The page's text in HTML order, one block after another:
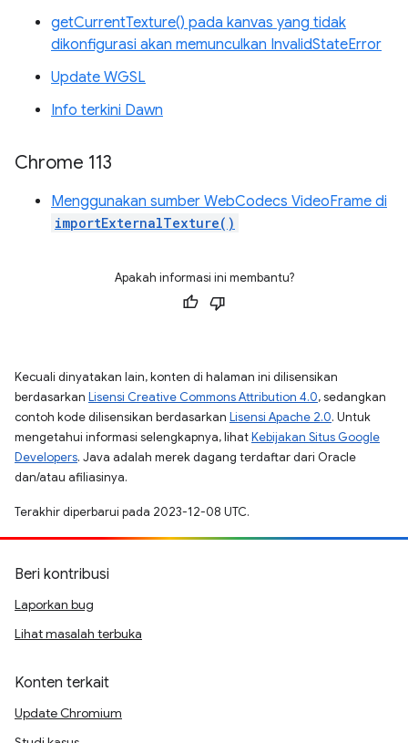
getCurrentTexture() pada kanvas yang tidak
dikonfigurasi akan memunculkan InvalidStateError
Update WGSL
Info terkini Dawn
Chrome 113
Menggunakan sumber WebCodecs VideoFrame di
importExternalTexture()
Apakah informasi ini membantu?
Kecuali dinyatakan lain, konten di halaman ini dilisensikan
berdasarkan Lisensi Creative Commons Attribution 4.0, sedangkan
contoh kode dilisensikan berdasarkan Lisensi Apache 2.0. Untuk
mengetahui informasi selengkapnya, lihatKebijakan Situs Google
Developers. Java adalah merek dagang terdaftar dari Oracle
dan/atau afiliasinya.
Terakhir diperbarui pada 2023-12-08 UTC.
Beri kontribusi
Laporkan bug
Lihat masalah terbuka
Konten terkait
Update Chromium